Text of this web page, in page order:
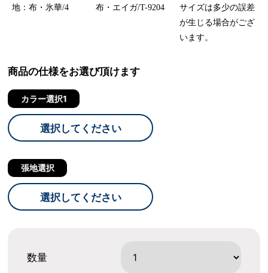
地：布・氷華/4
布・エイガ/T-9204
サイズは多少の誤差
が生じる場合がござ
います。
商品の仕様をお選び頂けます
カラー選択1
選択してください
張地選択
選択してください
数量